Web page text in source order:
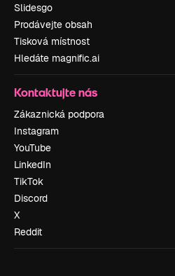
Slidesgo
Prodávejte obsah
Tisková místnost
Hledáte magnific.ai
Kontaktujte nás
Zákaznická podpora
Instagram
YouTube
LinkedIn
TikTok
Discord
X
Reddit